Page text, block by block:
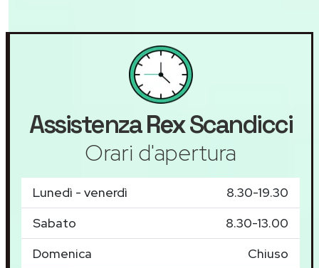
AssistenzaRexScandicci
Orari d'apertura
Lunedì - venerdì
8.30-19.30
Sabato
8.30-13.00
Domenica
Chiuso